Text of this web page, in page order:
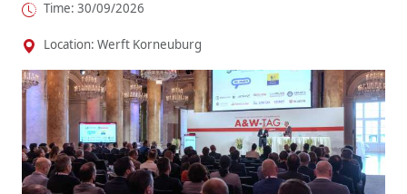
Time: 30/09/2026
Location: Werft Korneuburg